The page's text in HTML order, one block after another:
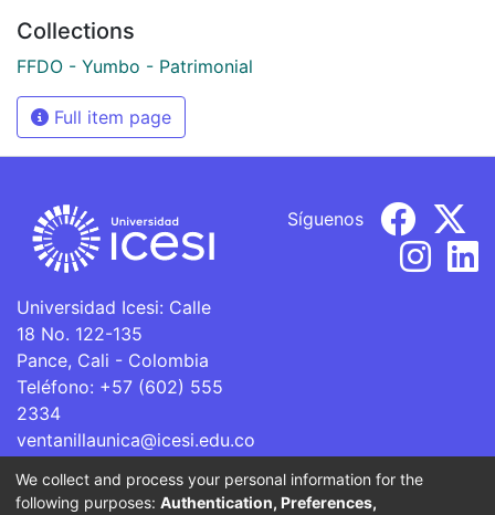
Collections
FFDO - Yumbo - Patrimonial
Full item page
Universidad Icesi: Calle
18 No. 122-135
Pance, Cali - Colombia
Teléfono: +57 (602) 555
2334
ventanillaunica@icesi.edu.co
Síguenos
La Universidad Icesi es una Institución de Educación
We collect and process your personal information for the
following purposes: Authentication, Preferences,